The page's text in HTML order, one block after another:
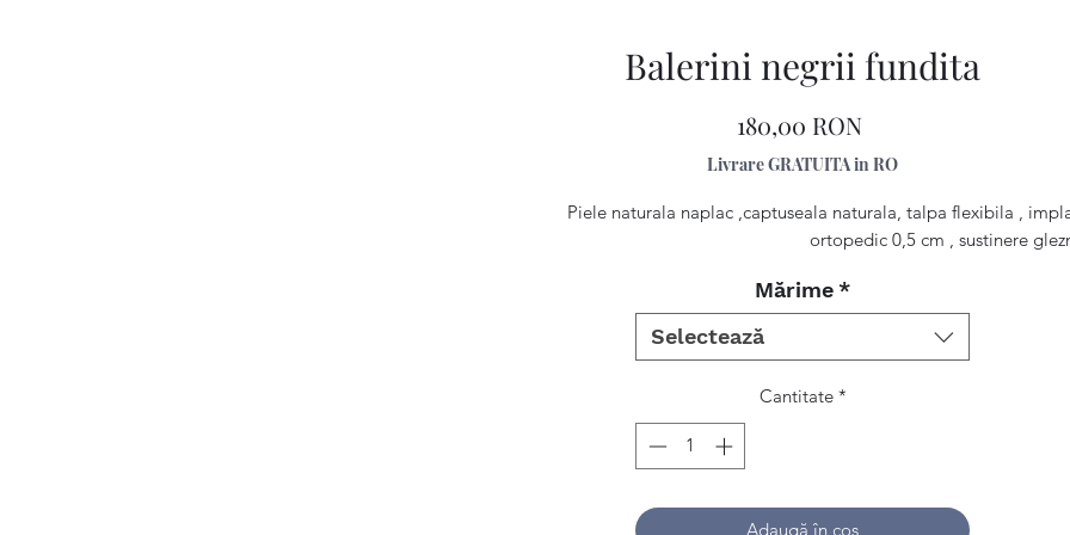
Balerini negrii fundita
180,00 RONPreț
Livrare GRATUITA in RO
Piele naturala naplac ,captuseala naturala, talpa flexibila ,
ortopedic 0,5 cm , sustinere
Mărime *
Selectează
Cantitate *
Adaugă în coș